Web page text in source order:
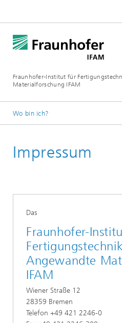
Fraunhofer-Institut für
Materialforschung IFAM
Wo bin ich?
Impressum
Das
Fraunhofer-
Angewandte
IFAM
Wiener Straße 12
28359 Bremen
Telefon +49 421 2246-0